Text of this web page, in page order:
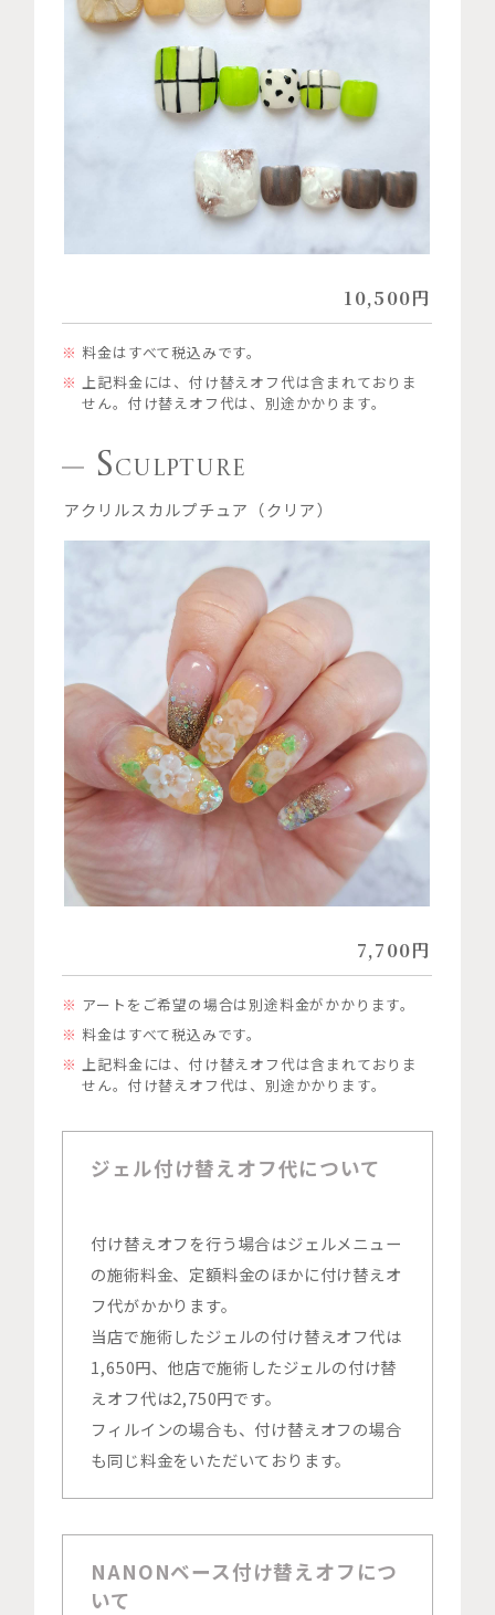
10,500円
料金はすべて税込みです。
上記料金には、付け替えオフ代は含まれておりま
せん。付け替えオフ代は、別途かかります。
SCULPTURE
アクリルスカルプチュア（クリア）
7,700円
アートをご希望の場合は別途料金がかかります。
料金はすべて税込みです。
上記料金には、付け替えオフ代は含まれておりま
せん。付け替えオフ代は、別途かかります。
ジェル付け替えオフ代について
付け替えオフを行う場合はジェルメニュー
の施術料金、定額料金のほかに付け替えオ
フ代がかかります。
当店で施術したジェルの付け替えオフ代は
1,650円、他店で施術したジェルの付け替
えオフ代は2,750円です。
フィルインの場合も、付け替えオフの場合
も同じ料金をいただいております。
NANONベース付け替えオフにつ
いて